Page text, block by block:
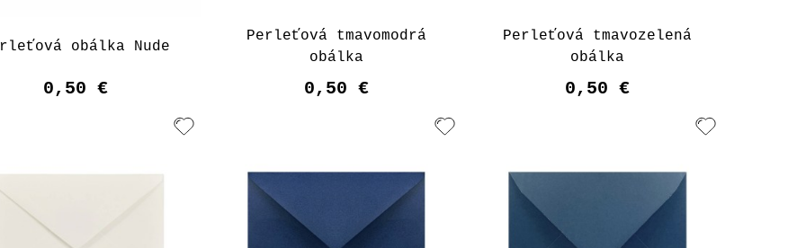
obálka Nude
0,50 €
Perleťová tmavomodrá
obálka
0,50 €
Perleťová tmavozelená
obálka
0,50 €